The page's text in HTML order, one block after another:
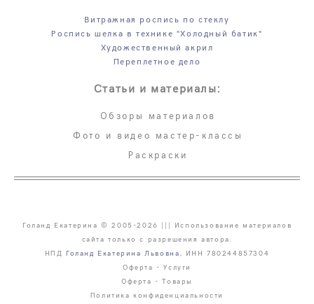
Витражная роспись по стеклу
Роспись шелка в технике "Холодный батик"
Художественный акрил
Переплетное дело
Статьи и материалы:
Обзоры материалов
Фото и видео мастер-классы
Раскраски
Голанд Екатерина © 2005-2026 ||| Использование материалов
сайта только с разрешения автора.
НПД Голанд Екатерина Львовна, ИНН 780244857304
Оферта - Услуги
Оферта - Товары
Политика конфиденциальности